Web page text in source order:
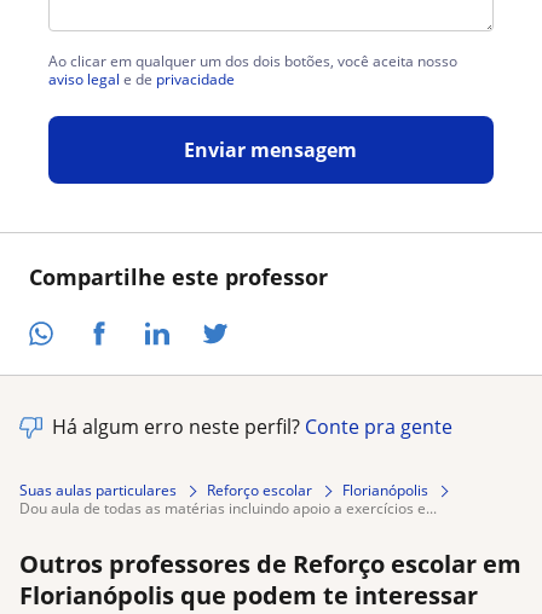
Compartilhe este professor
Ao clicar em qualquer um dos dois botões, você aceita nosso
aviso legal e de privacidade
Enviar mensagem
Há algum erro neste perfil? Conte pra gente
Suas aulas particulares Reforço escolar
Florianópolis
dou aula de todas as matérias incluindo apoio a exercícios e...
Outros professores de Reforço escolar em
Florianópolis que podem te interessar